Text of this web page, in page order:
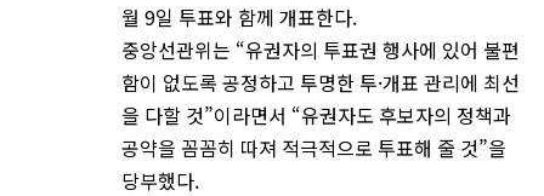
월 9일 투표와 함께 개표한다.
중앙선관위는 “유권자의 투표권 행사에 있어 불편
함이 없도록 공정하고 투명한 투·개표 관리에 최선
을 다할 것”이라면서 “유권자도 후보자의 정책과
공약을 꼼꼼히 따져 적극적으로 투표해 줄 것”을
당부했다.